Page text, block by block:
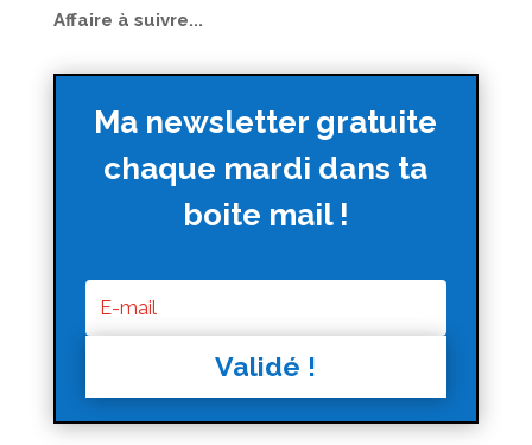
Affaire à suivre...
Ma newsletter gratuite
chaque mardi dans ta
boite mail !
Validé !